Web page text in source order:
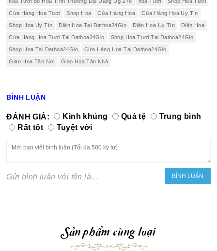
Cửa Hàng Hoa Tươi Shop Hoa Cửa Hàng Hoa Cửa Hàng Hoa Uy Tín
Shop Hoa Uy Tín Điện Hoa Tại Dathoa24Gio Điện Hoa Uy Tín Điện Hoa
Cửa Hàng Hoa Tươi Tại Dathoa24Gio Shop Hoa Tươi Tại Dathoa24Gio
Shop Hoa Tại Dathoa24Gio Cửa Hàng Hoa Tại Dathoa24Gio
Giao Hoa Tận Nơi Giao Hoa Tận Nhà
BÌNH LUẬN
ĐÁNH GIÁ: Kinh khủng Quá tệ
Trung bình
Rất tốt
Tuyệt vời
Gửi bình luận với tên là...
Sản phẩm cùng loại